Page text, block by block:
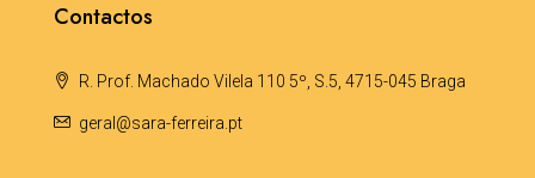
Contactos
R. Prof. Machado Vilela 110 5º, S.5, 4715-045 Braga
geral@sara-ferreira.pt